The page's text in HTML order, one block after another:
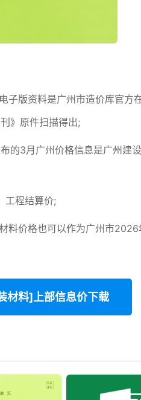
子版资料是广州市造价库官方
》原件扫描得出;
的3月广州价格信息是广州建
工程结算价;
料价格也可以作为广州市2026
材料]上部信息价下载